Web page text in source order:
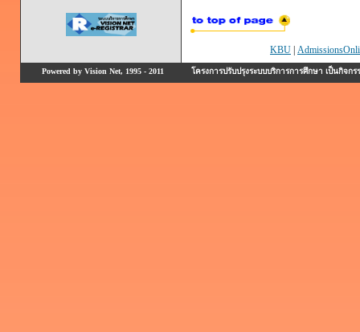
KBU
Powered by Vision Net, 1995 - 2011 โครงการปรับปรุงระบบบริการการศึกษา เป็นกิ